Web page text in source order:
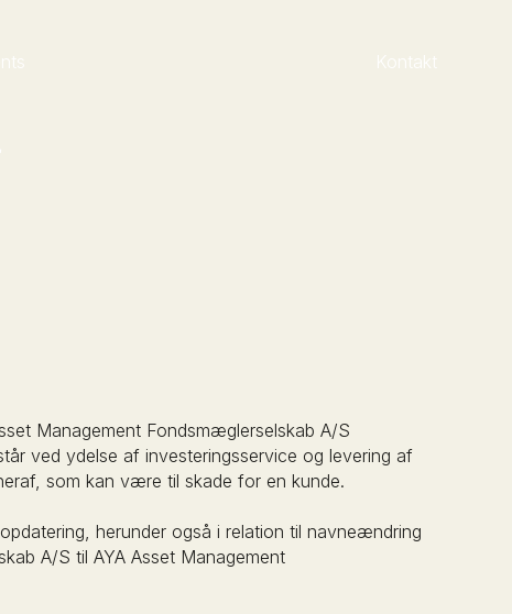
Kontakt
Management Fondsmæglerselskab A/S
ved ydelse af investeringsservice og levering af
som kan være til skade for en kunde.
herunder også i relation til navneændring
A/S til AYA Asset Management